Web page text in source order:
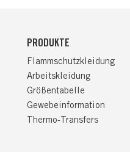
PRODUKTE
Flammschutzkleidung
Arbeitskleidung
Größentabelle
Gewebeinformation
Thermo-Transfers